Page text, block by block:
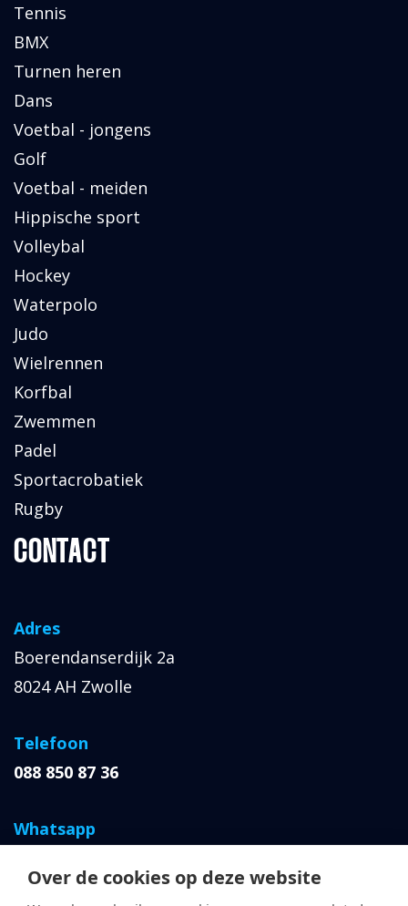
Over de cookies op deze website
Tennis
BMX
Turnen heren
Dans
Voetbal - jongens
Golf
Voetbal - meiden
Hippische sport
Volleybal
Hockey
Waterpolo
Judo
Wielrennen
Korfbal
Zwemmen
Padel
Sportacrobatiek
Rugby
CONTACT
Adres
Boerendanserdijk 2a
8024 AH Zwolle
Telefoon
088 850 87 36
Whatsapp